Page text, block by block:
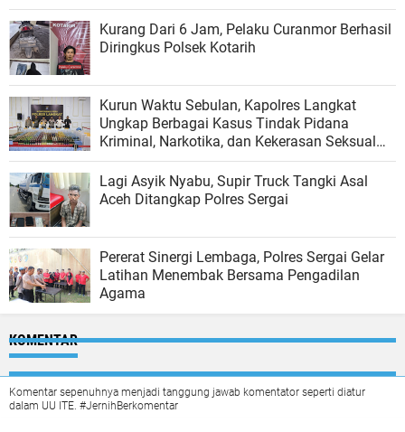
Kurang Dari 6 Jam, Pelaku Curanmor Berhasil
Diringkus Polsek Kotarih
Kurun Waktu Sebulan, Kapolres Langkat
Ungkap Berbagai Kasus Tindak Pidana
Kriminal, Narkotika, dan Kekerasan Seksual
terhadap Anak
Lagi Asyik Nyabu, Supir Truck Tangki Asal
Aceh Ditangkap Polres Sergai
Pererat Sinergi Lembaga, Polres Sergai Gelar
Latihan Menembak Bersama Pengadilan
Agama
KOMENTAR
Komentar sepenuhnya menjadi tanggung jawab komentator seperti diatur
dalam UU ITE. #JernihBerkomentar